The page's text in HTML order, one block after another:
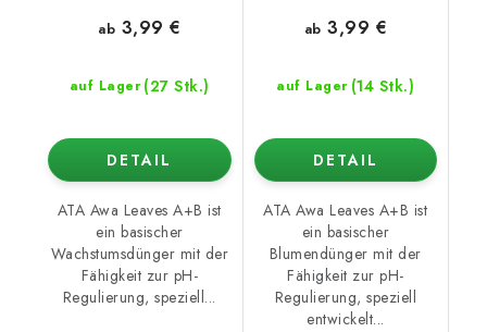
auf Lager (27 Stk.)
ab 3,99 €
DETAIL
ATA Awa Leaves A+B ist
ein basischer
Wachstumsdünger mit der
Fähigkeit zur pH-
Regulierung, speziell...
auf Lager (14 Stk.)
ab 3,99 €
DETAIL
ATA Awa Leaves A+B ist
ein basischer
Blumendünger mit der
Fähigkeit zur pH-
Regulierung, speziell
entwickelt...